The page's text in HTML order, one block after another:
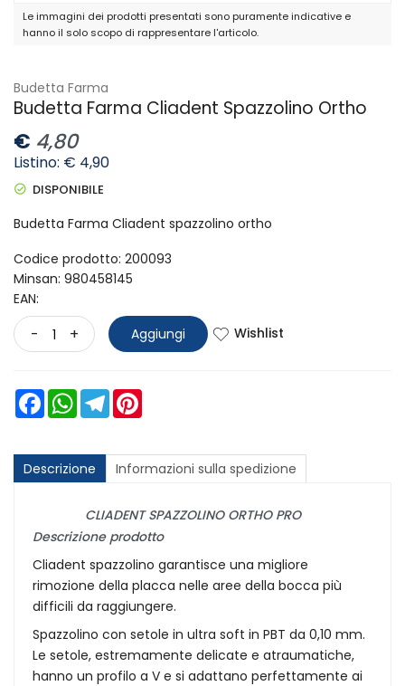
Le immagini dei prodotti presentati sono puramente indicative e
hanno il solo scopo di rappresentare l'articolo.
Budetta Farma
Budetta Farma Cliadent Spazzolino Ortho
€ 4,80
Listino: € 4,90
DISPONIBILE
Budetta Farma Cliadent spazzolino ortho
Codice prodotto: 200093
Minsan: 980458145
EAN:
- + Aggiungi Wishlist
FacebookWhatsAppTelegram
Descrizione Informazioni sulla spedizione
CLIADENT SPAZZOLINO ORTHO PRO
Descrizione prodotto
Cliadent spazzolino garantisce una migliore
rimozione della placca nelle aree della bocca più
difficili da raggiungere.
Spazzolino con setole in ultra soft in PBT da 0,10 mm.
Le setole, estremamente delicate e atraumatiche,
hanno un profilo a V e si adattano perfettamente ai